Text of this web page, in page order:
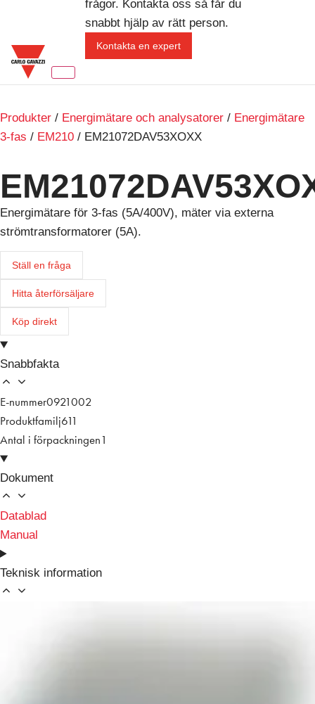
frågor. Kontakta oss så får du
snabbt hjälp av rätt person.
Kontakta en expert
Produkter / Energimätare och analysatorer / Energimätare
3-fas / EM210 / EM21072DAV53XOXX
Energimätare för 3-fas (5A/400V), mäter via externa
strömtransformatorer (5A).
Ställ en fråga
Hitta återförsäljare
Köp direkt
Snabbfakta
E-nummer0921002
Produktfamilj611
Antal i förpackningen 1
Dokument
Datablad
Manual
Teknisk information